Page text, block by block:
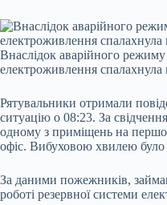
Внаслідок аварійного
електроживлення
Рятувальники отримали
ситуацію о 08:23. За
одному з приміщень на
офіс. Вибуховою хвилею
За даними пожежників,
роботі резервної системи